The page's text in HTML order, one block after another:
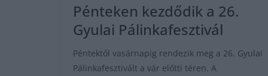
Pénteken kezdődik a 26.
Gyulai Pálinkafesztivál
Péntektől vasárnapig rendezik meg a 26. Gyulai
Pálinkafesztivált a vár előtti téren. A